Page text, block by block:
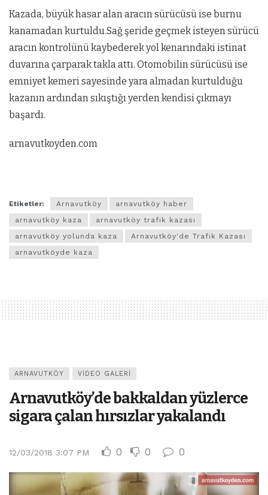
Kazada, büyük hasar alan aracın sürücüsü ise burnu
kanamadan kurtuldu.Sağ şeride geçmek isteyen sürücü
aracın kontrolünü kaybederek yol kenarındaki istinat
duvarına çarparak takla attı. Otomobilin sürücüsü ise
emniyet kemeri sayesinde yara almadan kurtulduğu
kazanın ardından sıkıştığı yerden kendisi çıkmayı
başardı.
arnavutkoyden.com
Etiketler: Arnavutköy
arnavutköy haber
arnavutköy kaza
arnavutköy trafik kazası
arnavutköy yolunda kaza
Arnavutköy'de Trafik Kazası
arnavutköyde kaza
ARNAVUTKÖY VIDEO GALERI
Arnavutköy’de bakkaldan yüzlerce
sigara çalan hırsızlar yakalandı
12/03/2018 3:07 PM 0 0 0